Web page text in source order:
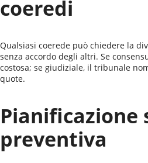
coeredi
Qualsiasi coerede può chiedere la
senza accordo degli altri. Se
costosa; se giudiziale, il tribunale
quote.
Pianificazione
preventiva